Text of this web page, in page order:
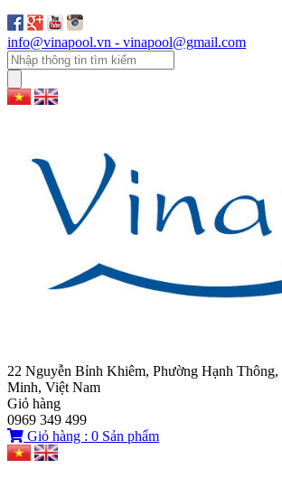
info@vinapool.vn - vinapool@gmail.com
22 Nguyễn Bỉnh Khiêm, Phường Hạnh
Minh, Việt Nam
Giỏ hàng
0969 349 499
Giỏ hàng : 0 Sản phẩm